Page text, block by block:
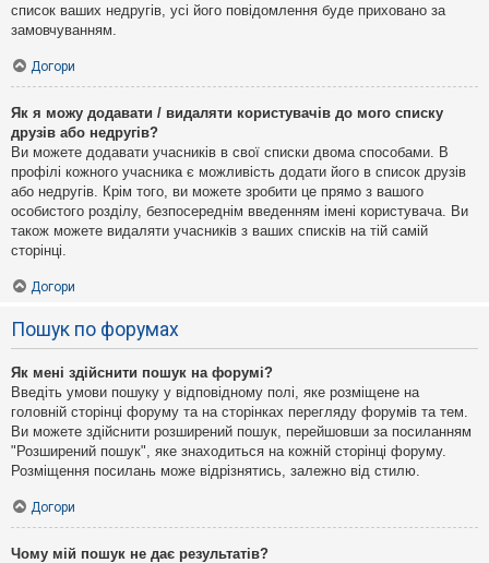
список ваших недругів, усі його повідомлення буде приховано за
замовчуванням.
Догори
Як я можу додавати / видаляти користувачів до мого списку
друзів або недругів?
Ви можете додавати учасників в свої списки двома способами. В
профілі кожного учасника є можливість додати його в список друзів
або недругів. Крім того, ви можете зробити це прямо з вашого
особистого розділу, безпосереднім введенням імені користувача. Ви
також можете видаляти учасників з ваших списків на тій самій
сторінці.
Догори
Пошук по форумах
Як мені здійснити пошук на форумі?
Введіть умови пошуку у відповідному полі, яке розміщене на
головній сторінці форуму та на сторінках перегляду форумів та тем.
Ви можете здійснити розширений пошук, перейшовши за посиланням
"Розширений пошук", яке знаходиться на кожній сторінці форуму.
Розміщення посилань може відрізнятись, залежно від стилю.
Догори
Чому мій пошук не дає результатів?